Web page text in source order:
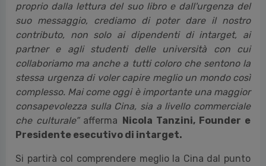
proprio dalla lettura del suo libro e dall'urgenza del
suo messaggio, crediamo di poter dare il nostro
contributo, non solo ai dipendenti di intarget, ai
partner e agli studenti delle università con cui
collaboriamo ma anche a tutti coloro che sentono la
stessa urgenza di voler capire meglio un mondo così
complesso. Mai come oggi è importante una maggior
consapevolezza sulla Cina, sia a livello commerciale
che culturale”afferma Nicola Tanzini, Founder e
Presidente esecutivo di intarget.
Si partirà col comprendere meglio la Cina dal punto